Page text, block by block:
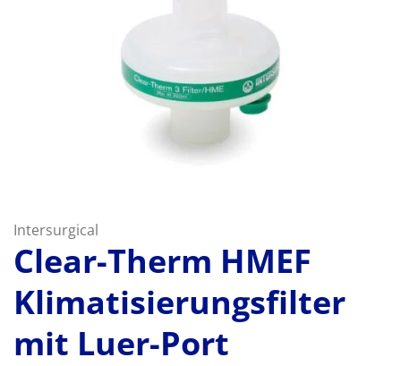
Intersurgical
Clear-Therm HMEF
Klimatisierungsfilter
mit Luer-Port